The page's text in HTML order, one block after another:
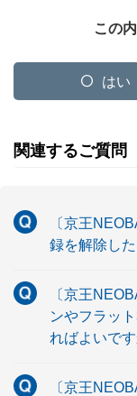
この
はい
関連するご質問
〔京王
録を解除した
〔京王
ンやフラッ
ればよいです
〔京王